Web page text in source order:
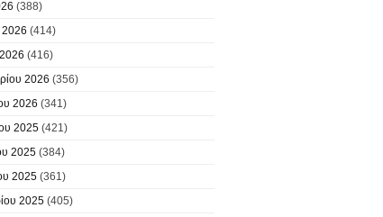
(388)
2026 (414)
(416)
2026 (356)
2026 (341)
2025 (421)
2025 (384)
2025 (361)
2025 (405)